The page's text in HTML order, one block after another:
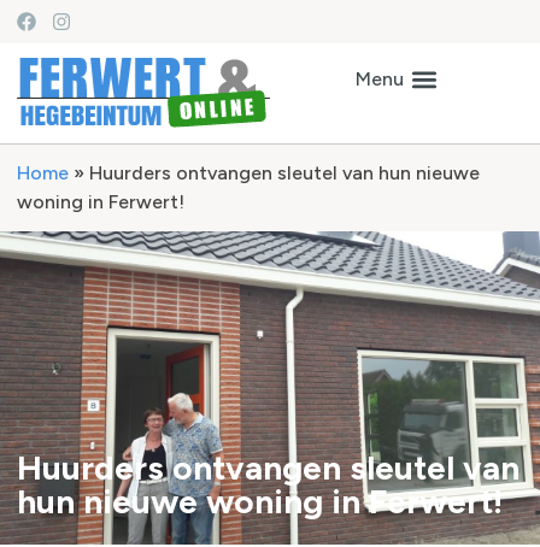
Home » Huurders ontvangen sleutel van hun nieuwe
woning in Ferwert!
Huurders ontvangen sleutel van
hun nieuwe woning in Ferwert!